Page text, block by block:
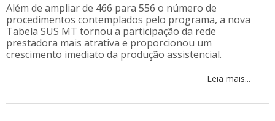
Além de ampliar de 466 para 556 o número de
procedimentos contemplados pelo programa, a nova
Tabela SUS MT tornou a participação da rede
prestadora mais atrativa e proporcionou um
crescimento imediato da produção assistencial.
Leia mais...